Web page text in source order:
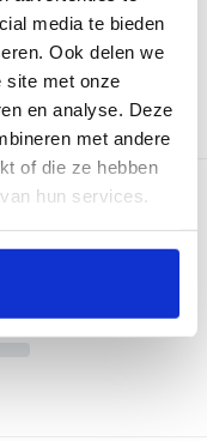
media te bieden
Ook delen we
site met onze
en analyse. Deze
met andere
of die ze hebben
hun services.